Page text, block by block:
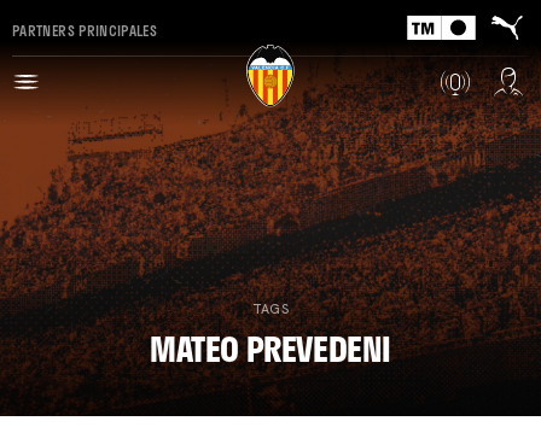
PARTNERS PRINCIPALES
TAGS
MATEO PREVEDENI